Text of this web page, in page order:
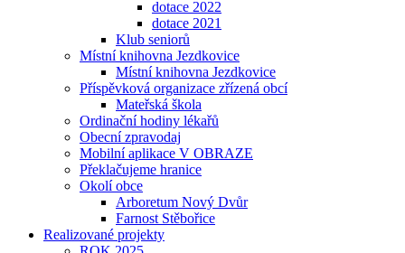
dotace 2022
dotace 2021
Klub seniorů
Místní knihovna Jezdkovice
Místní knihovna Jezdkovice
Příspěvková organizace zřízená obcí
Mateřská škola
Ordinační hodiny lékařů
Obecní zpravodaj
Mobilní aplikace V OBRAZE
Překlačujeme hranice
Okolí obce
Arboretum Nový Dvůr
Farnost Stěbořice
Realizované projekty